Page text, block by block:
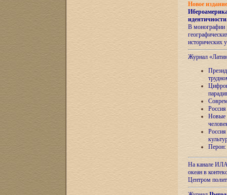
Новое
идентичности
В монографии
исторических
Журнал
Новые
Перон:
На канале
океан в
Центром